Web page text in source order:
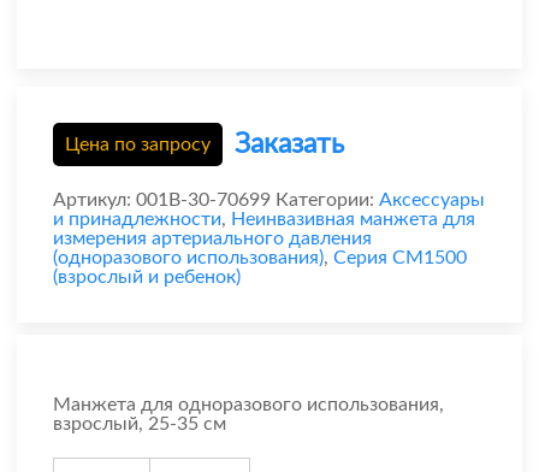
Цена по запросу Заказать
Артикул: 001B-30-70699 Категории: Аксессуары
и принадлежности, Неинвазивная манжета для
измерения артериального давления
(одноразового использования), Серия CM1500
(взрослый и ребенок)
Манжета для одноразового использования,
взрослый, 25-35 см